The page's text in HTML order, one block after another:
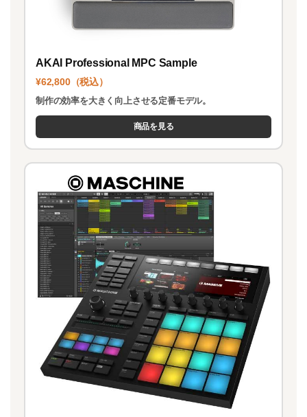
AKAI Professional MPC Sample
¥62,800（税込）
制作の効率を大きく向上させる定番モデル。
商品を見る